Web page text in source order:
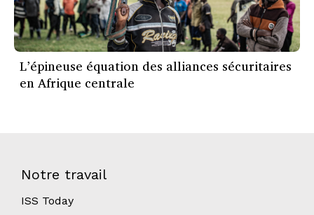
L’épineuse équation des alliances sécuritaires
en Afrique centrale
Notre travail
ISS Today